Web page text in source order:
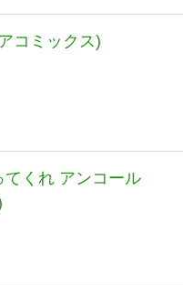
コミックス)
てくれ アンコール